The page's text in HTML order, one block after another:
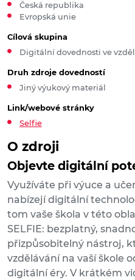
O zdroji
Objevte digitální
Využíváte při výuce a
nabízejí digitální
tom vaše škola v této
SELFIE: bezplatný,
přizpůsobitelný nástroj,
vzdělávání na vaší škole
digitální éry. V krátkém
Česká republika
Evropská unie
Cílová skupina
Digitální dovednosti ve
Druh zdroje dovedností
Jiný výukový materiál
Link/webové stránky
Selfie